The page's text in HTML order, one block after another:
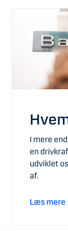
I mere
en
udviklet
af.
Læs mere